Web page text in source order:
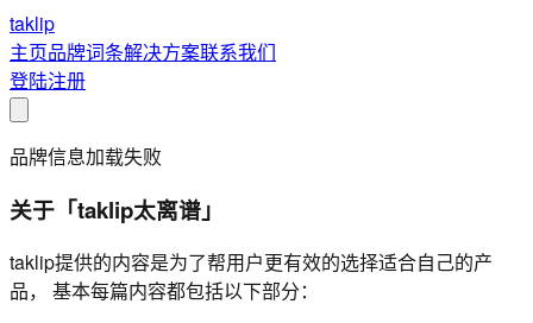
taklip
主页品牌词条解决方案联系我们
登陆注册
品牌信息加载失败
关于「taklip太离谱」
taklip提供的内容是为了帮用户更有效的选择适合自己的产
品， 基本每篇内容都包括以下部分：